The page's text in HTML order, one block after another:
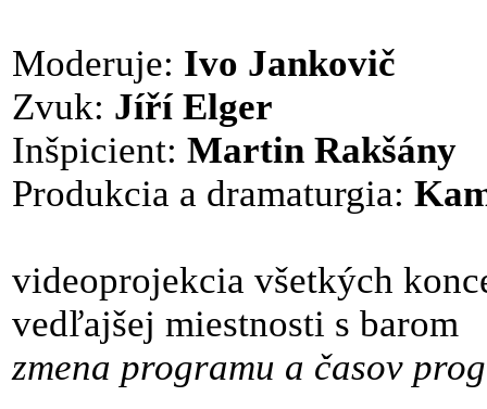
Moderuje: Ivo Jankovič
Zvuk: Jíří Elger
Inšpicient: Martin Rakšány
Produkcia a dramaturgia:
videoprojekcia všetkých
vedľajšej miestnosti s barom
zmena programu a časov